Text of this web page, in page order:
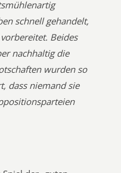
schnell gehandelt,
Beides
nachhaltig die
wurden so
dass niemand sie